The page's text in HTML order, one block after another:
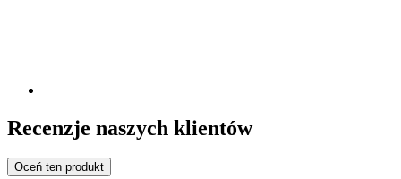
Recenzje naszych klientów
Oceń ten produkt